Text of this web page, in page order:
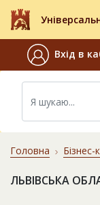
Вхід в
Головна Бізнес-
ЛЬВІВСЬКА